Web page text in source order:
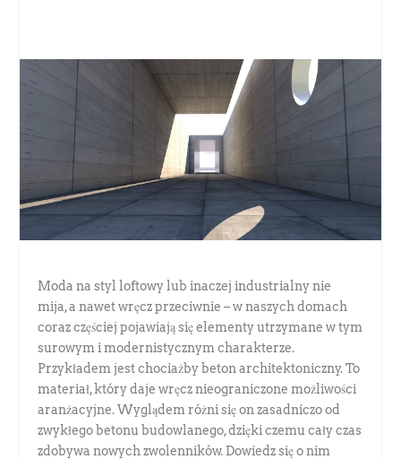
Moda na styl loftowy lub inaczej industrialny nie
mija, a nawet wręcz przeciwnie – w naszych domach
coraz częściej pojawiają się elementy utrzymane w tym
surowym i modernistycznym charakterze.
Przykładem jest chociażby beton architektoniczny. To
materiał, który daje wręcz nieograniczone możliwości
aranżacyjne. Wyglądem różni się on zasadniczo od
zwykłego betonu budowlanego, dzięki czemu cały czas
zdobywa nowych zwolenników. Dowiedz się o nim